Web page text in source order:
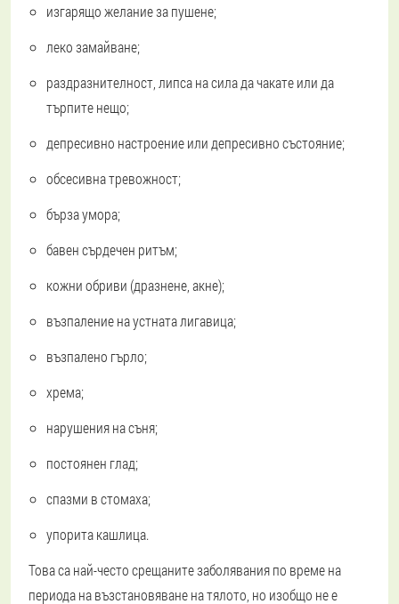
изгарящо желание за пушене;
леко замайване;
раздразнителност, липса на сила да чакате или да
търпите нещо;
депресивно настроение или депресивно състояние;
обсесивна тревожност;
бърза умора;
бавен сърдечен ритъм;
кожни обриви (дразнене, акне);
възпаление на устната лигавица;
възпалено гърло;
хрема;
нарушения на съня;
постоянен глад;
спазми в стомаха;
упорита кашлица.
Това са най-често срещаните заболявания по време на
периода на възстановяване на тялото, но изобщо не е